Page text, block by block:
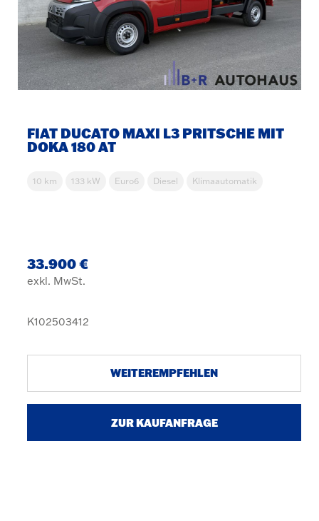
FIAT DUCATO MAXI L3 PRITSCHE MIT
DOKA 180 AT
10 km 133 kW Euro6 Diesel Klimaautomatik
33.900 €
exkl. MwSt.
K102503412
WEITEREMPFEHLEN
ZUR KAUFANFRAGE